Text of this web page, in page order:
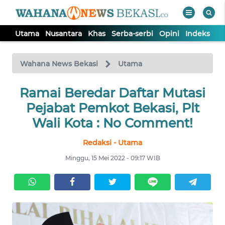
Utama Nusantara Khas Serba-serbi Opini Indeks
Wahana News Bekasi Utama
Ramai Beredar Daftar Mutasi
Pejabat Pemkot Bekasi, Plt
Wali Kota : No Comment!
Redaksi - Utama
Minggu, 15 Mei 2022 - 09:17 WIB
TV
Tutup
UTAMA
NUSANTARA
SERBA-
SERBI
OPINI